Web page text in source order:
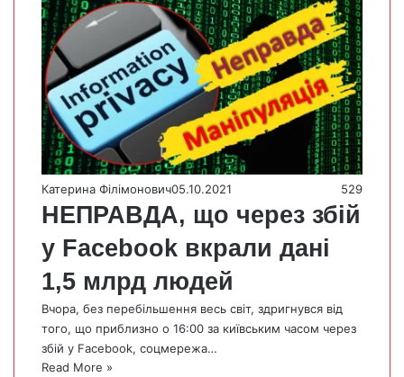
Катерина Філімонович05.10.2021 529
НЕПРАВДА, що через збій
у Facebook вкрали дані
1,5 млрд людей
Вчора, без перебільшення весь світ, здригнувся від
того, що приблизно о 16:00 за київським часом через
збій у Facebook, соцмережа…
Read More »